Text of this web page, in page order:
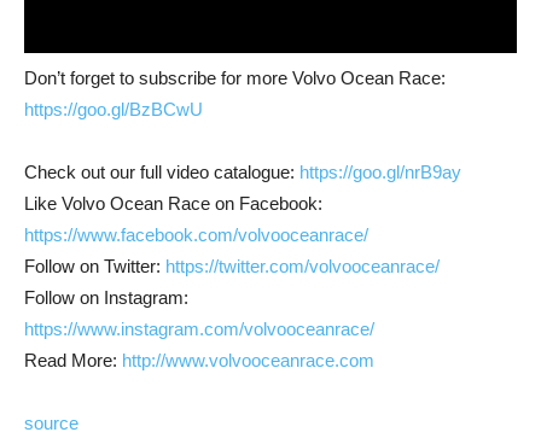
Don’t forget to subscribe for more Volvo Ocean Race:
https://goo.gl/BzBCwU
Check out our full video catalogue: https://goo.gl/nrB9ay
Like Volvo Ocean Race on Facebook:
https://www.facebook.com/volvooceanrace/
Follow on Twitter: https://twitter.com/volvooceanrace/
Follow on Instagram:
https://www.instagram.com/volvooceanrace/
Read More: http://www.volvooceanrace.com
source